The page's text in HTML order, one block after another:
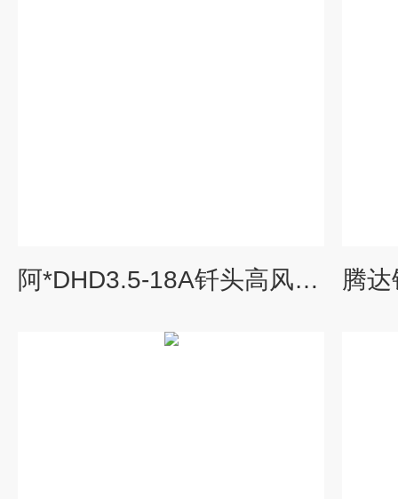
阿*DHD3.5-18A钎头高风压90钎头